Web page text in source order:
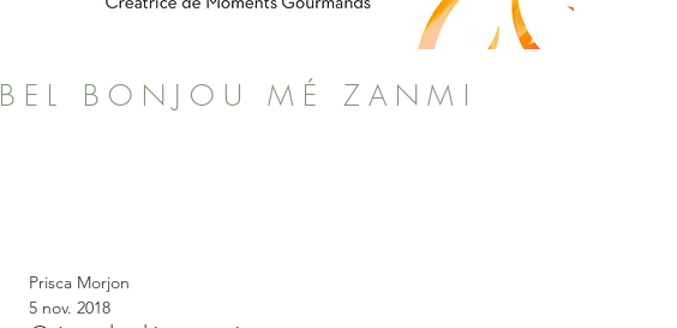
BEL BONJOU MÉ ZANMI
Prisca Morjon
5 nov. 2018